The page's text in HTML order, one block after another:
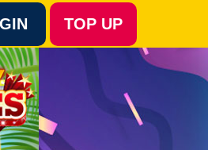
TOP UP
Language :